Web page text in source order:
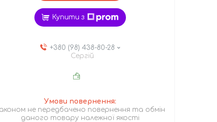
Купити з
+380 (98) 438-80-28
Сергій
не передбачено повернення та обмін
даного товару належної якості